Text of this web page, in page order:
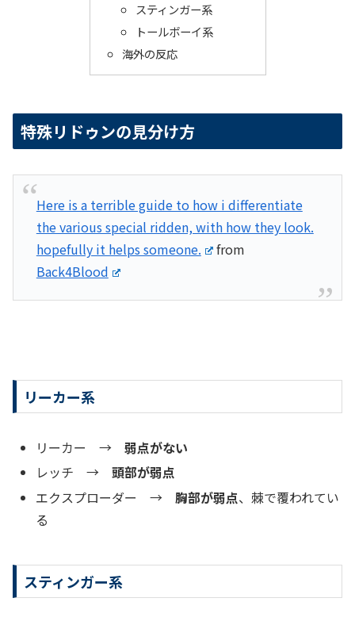
スティンガー系
トールボーイ系
海外の反応
特殊リドゥンの見分け方
Here is a terrible guide to how i differentiate
the various special ridden, with how they look.
hopefully it helps someone.
from
Back4Blood
リーカー系
リーカー →弱点がない
レッチ →頭部が弱点
エクスプローダー →胸部が弱点、棘で覆われてい
る
スティンガー系